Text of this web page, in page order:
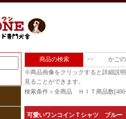
商品の検索 >>
かご
※商品画像をクリックすると詳細説
見ることができます。
検索条件＞全商品 ＨＩＴ商品数
可愛いワンコインＴシャツ ブル